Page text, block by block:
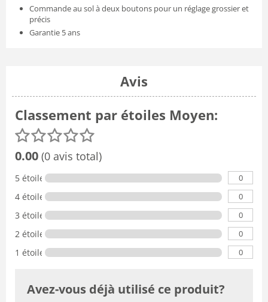
Commande au sol à deux boutons pour un réglage grossier et
précis
Garantie 5 ans
Avis
Classement par étoiles Moyen:
0.00 (0 avis total)
5 étoiles 0
4 étoiles 0
3 étoiles 0
2 étoiles 0
1 étoile 0
Avez-vous déjà utilisé ce produit?